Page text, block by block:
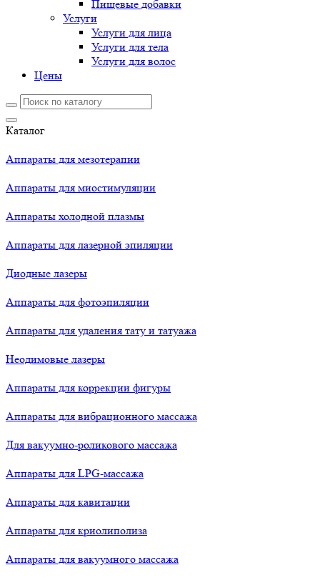
Пищевые добавки
Услуги
Услуги для лица
Услуги для тела
Услуги для волос
Цены
Каталог
Аппараты для мезотерапии
Аппараты для миостимуляции
Аппараты холодной плазмы
Аппараты для лазерной эпиляции
Диодные лазеры
Аппараты для фотоэпиляции
Аппараты для удаления тату и татуажа
Неодимовые лазеры
Аппараты для коррекции фигуры
Аппараты для вибрационного массажа
Для вакуумно-роликового массажа
Аппараты для LPG-массажа
Аппараты для кавитации
Аппараты для криолиполиза
Аппараты для вакуумного массажа